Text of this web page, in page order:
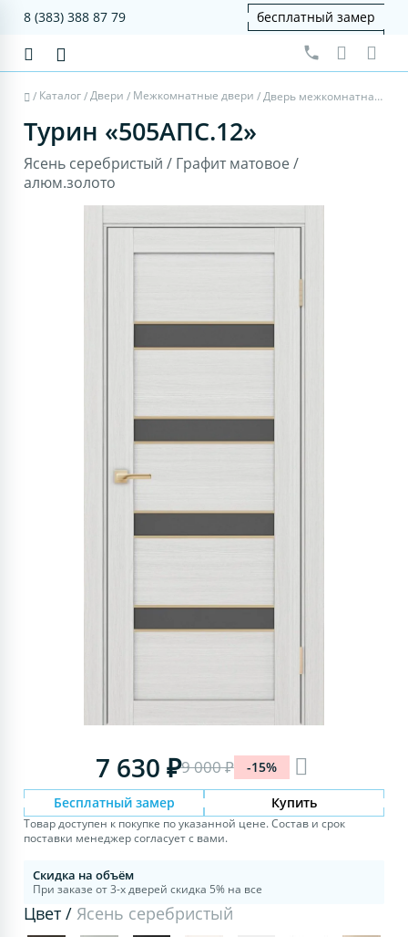
8 (383) 388 87 79 бесплатный замер
/ Каталог/Двери / Межкомнатные двери / Дверь межкомнатная Турин 505AПC.12 - ясень серебристый, графит матовое, алюм.золото
Турин «505AПC.12»
Ясень серебристый / Графит матовое /
алюм.золото
7 630 ₽9 000 ₽ -15%
Бесплатный замер Купить
Товар доступен к покупке по указанной цене. Состав и срок
поставки менеджер согласует с вами.
Скидка на объём
При заказе от 3-х дверей скидка 5% на все
Цвет /Ясень серебристый